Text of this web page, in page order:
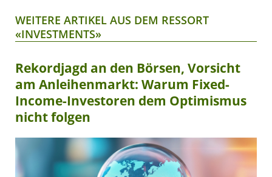
WEITERE ARTIKEL AUS DEM RESSORT
«INVESTMENTS»
Rekordjagd an den Börsen, Vorsicht
am Anleihenmarkt: Warum Fixed-
Income-Investoren dem Optimismus
nicht folgen